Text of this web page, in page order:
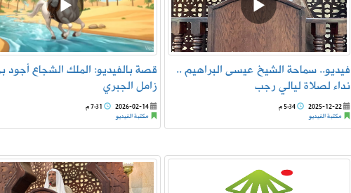
قصة بالفيديو: الملك الشجاع أجود
زامل الجبري
2026-02-14
مكتبة الفيديو
فيديو.. سماحة الشيخ عيسى البراهيم ..
نداء لصلاة ليالي رجب
2025-12-22
5:34 م
مكتبة الفيديو